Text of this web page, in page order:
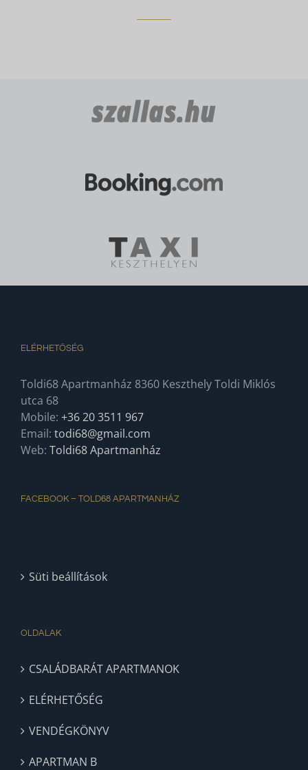
ELÉRHETŐSÉG
Toldi68 Apartmanház 8360 Keszthely Toldi Miklós
utca 68
Mobile: +36 20 3511 967
Email: todi68@gmail.com
Web: Toldi68 Apartmanház
FACEBOOK – TOLD68 APARTMANHÁZ
Süti beállítások
OLDALAK
CSALÁDBARÁT APARTMANOK
ELÉRHETŐSÉG
VENDÉGKÖNYV
APARTMAN B